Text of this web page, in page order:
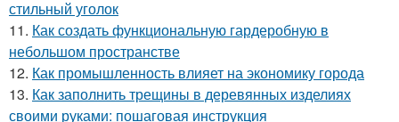
стильный уголок
11. Как создать функциональную гардеробную в
небольшом пространстве
12. Как промышленность влияет на экономику города
13. Как заполнить трещины в деревянных изделиях
своими руками: пошаговая инструкция